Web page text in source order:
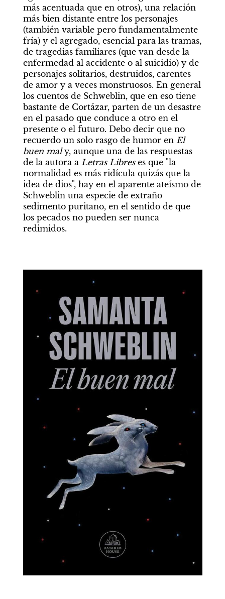
más acentuada que en otros), una relación
más bien distante entre los personajes
(también variable pero fundamentalmente
fría) y el agregado, esencial para las tramas,
de tragedias familiares (que van desde la
enfermedad al accidente o al suicidio) y de
personajes solitarios, destruidos, carentes
de amor y a veces monstruosos. En general
los cuentos de Schweblin, que en eso tiene
bastante de Cortázar, parten de un desastre
en el pasado que conduce a otro en el
presente o el futuro. Debo decir que no
recuerdo un solo rasgo de humor en El
buen mal y, aunque una de las respuestas
de la autora a Letras Libres es que "la
normalidad es más ridícula quizás que la
idea de dios", hay en el aparente ateísmo de
Schweblin una especie de extraño
sedimento puritano, en el sentido de que
los pecados no pueden ser nunca
redimidos.